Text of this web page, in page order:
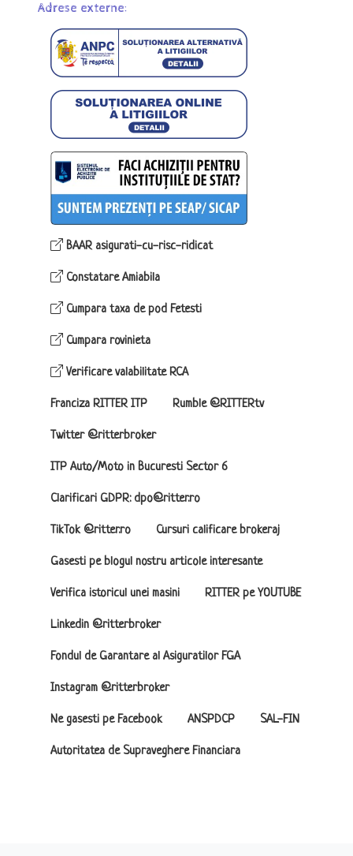
Adrese externe:
BAAR asigurati-cu-risc-ridicat
Constatare Amiabila
Cumpara taxa de pod Fetesti
Cumpara rovinieta
Verificare valabilitate RCA
Franciza RITTER ITP Rumble @RITTERtv
Twitter @ritterbroker
ITP Auto/Moto in Bucuresti Sector 6
Clarificari GDPR: dpo@ritter.ro
TikTok @ritter.ro Cursuri calificare brokeraj
Gasesti pe blogul nostru articole interesante
Verifica istoricul unei masini RITTER pe YOUTUBE
Linkedin @ritterbroker
Fondul de Garantare al Asiguratilor FGA
Instagram @ritterbroker
Ne gasesti pe Facebook ANSPDCP SAL-FIN
Autoritatea de Supraveghere Financiara